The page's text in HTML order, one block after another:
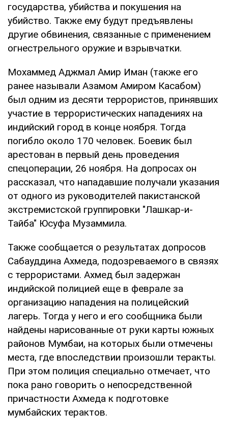
государства, убийства и покушения на
убийство. Также ему будут предъявлены
другие обвинения, связанные с применением
огнестрельного оружие и взрывчатки.
Мохаммед Аджмал Амир Иман (также его
ранее называли Азамом Амиром Касабом)
был одним из десяти террористов, принявших
участие в террористических нападениях на
индийский город в конце ноября. Тогда
погибло около 170 человек. Боевик был
арестован в первый день проведения
спецоперации, 26 ноября. На допросах он
рассказал, что нападавшие получали указания
от одного из руководителей пакистанской
экстремистской группировки "Лашкар-и-
Тайба" Юсуфа Музаммила.
Также сообщается о результатах допросов
Сабауддина Ахмеда, подозреваемого в связях
с террористами. Ахмед был задержан
индийской полицией еще в феврале за
организацию нападения на полицейский
лагерь. Тогда у него и его сообщника были
найдены нарисованные от руки карты южных
районов Мумбаи, на которых были отмечены
места, где впоследствии произошли теракты.
При этом полиция специально отмечает, что
пока рано говорить о непосредственной
причастности Ахмеда к подготовке
мумбайских терактов.